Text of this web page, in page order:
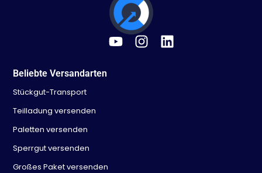
Beliebte Versandarten
Stückgut-Transport
Teilladung versenden
Paletten versenden
Sperrgut versenden
Großes Paket versenden